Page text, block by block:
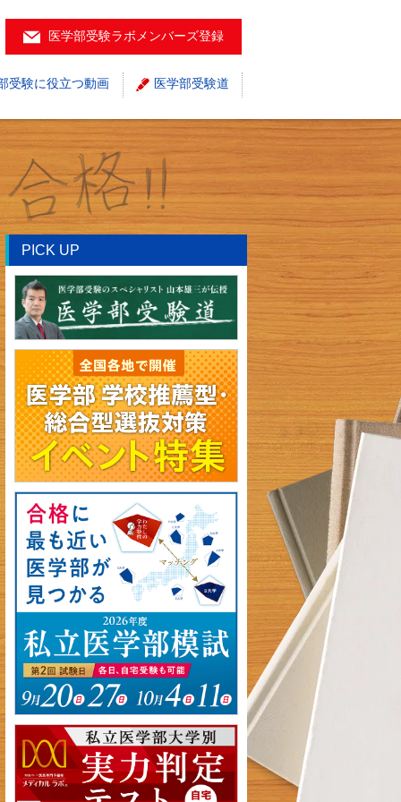
医学部受験ラボメンバーズ登録
受験に役立つ動画 医学部受験道
PICK UP